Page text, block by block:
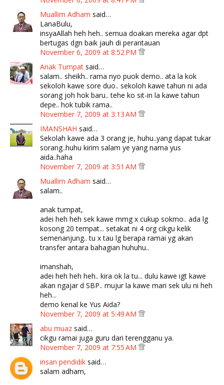
Muallim Adham said…
LanaBulu,
insyaAllah heh heh.. semua doakan mereka agar dpt
bertugas dgn baik jauh di perantauan
November 6, 2009 at 8:52 PM
Anak Tumpat said…
salam.. sheikh.. rama nyo puok demo.. ata la kok
sekoloh kawe sore duo.. sekoloh kawe tahun ni ada
sorang joh hok baru.. tehe ko sit-in la kawe tahun
depe.. hok tubik rama..
November 7, 2009 at 3:13 AM
IMANSHAH said…
Sekolah kawe ada 3 orang je, huhu..yang dapat tukar
sorang..huhu kirim salam ye yang nama yus
aida..haha
November 7, 2009 at 3:51 AM
Muallim Adham said…
salam..
anak tumpat,
adei heh heh sek kawe mmg x cukup sokmo.. ada lg
kosong 20 tempat... setakat ni 4 org cikgu kelik
semenanjung.. tu x tau lg berapa ramai yg akan
transfer antara bahagian huhuhu..
imanshah,
adei heh heh heh.. kira ok la tu... dulu kawe igt kawe
akan ngajar d SBP.. mujur la kawe mari sek ulu ni heh
heh...
demo kenal ke Yus Aida?
November 7, 2009 at 5:49 AM
abu muaz said…
cikgu ramai juga guru dari terengganu ya.
November 7, 2009 at 7:55 AM
insan pendidik said…
salam adham,